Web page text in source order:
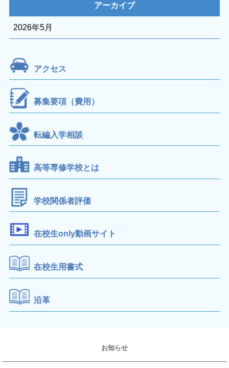
アーカイブ
2026年5月
アクセス
募集要項（費用）
転編入学相談
高等専修学校とは
学校関係者評価
在校生only動画サイト
在校生用書式
沿革
お知らせ